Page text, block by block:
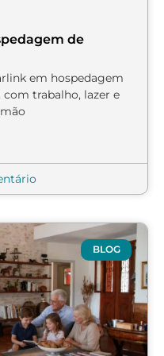
de
em hospedagem
trabalho, lazer e
BLOG